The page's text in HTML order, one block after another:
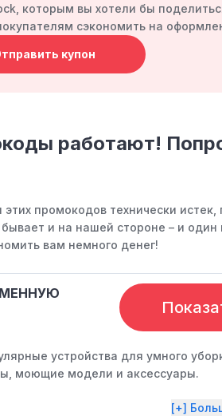
которым вы хотели бы
сэкономить на
купон
работают!
промокодов технически истек,
и на нашей стороне – и один
вам немного денег!
устройства для умного
моющие модели и аксессуары.
[+]